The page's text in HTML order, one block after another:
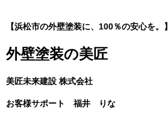
【浜松市の外壁塗装に、100％の安心を。】
外壁塗装の美匠
美匠未来建設 株式会社
お客様サポート 福井 りな